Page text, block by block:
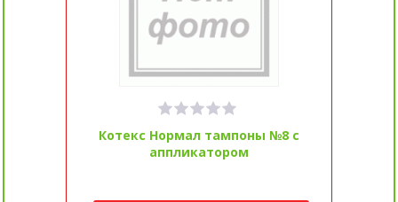
Котекс Нормал тампоны №8 с
аппликатором